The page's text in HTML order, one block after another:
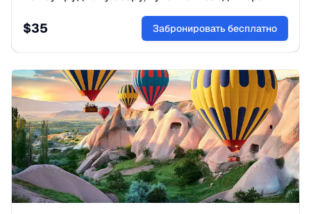
Тавр. Лучшая природная экскурсия из Белека.
Бронируйте онлайн!
$35 Забронировать бесплатно